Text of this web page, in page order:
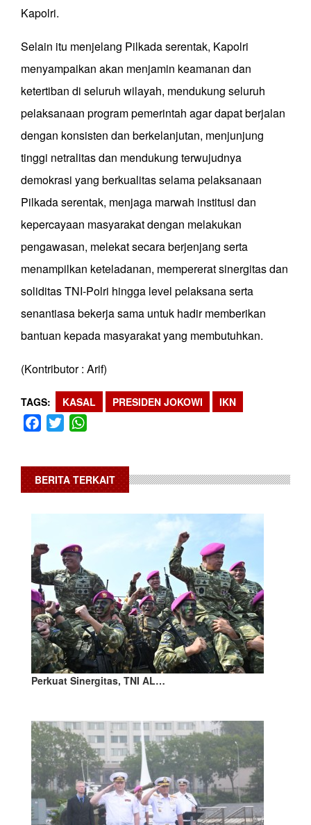
Kapolri.
Selain itu menjelang Pilkada serentak, Kapolri
menyampaikan akan menjamin keamanan dan
ketertiban di seluruh wilayah, mendukung seluruh
pelaksanaan program pemerintah agar dapat berjalan
dengan konsisten dan berkelanjutan, menjunjung
tinggi netralitas dan mendukung terwujudnya
demokrasi yang berkualitas selama pelaksanaan
Pilkada serentak, menjaga marwah institusi dan
kepercayaan masyarakat dengan melakukan
pengawasan, melekat secara berjenjang serta
menampilkan keteladanan, mempererat sinergitas dan
soliditas TNI-Polri hingga level pelaksana serta
senantiasa bekerja sama untuk hadir memberikan
bantuan kepada masyarakat yang membutuhkan.
(Kontributor : Arif)
TAGS KASAL PRESIDEN JOKOWI IKN
Facebook
Twitter
BERITA TERKAIT
Perkuat Sinergitas, TNI AL…